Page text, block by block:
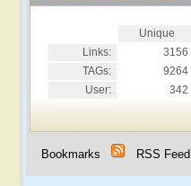
Unique
Links:
3156
TAGs:
9264
User:
342
Bookmarks RSS Feed